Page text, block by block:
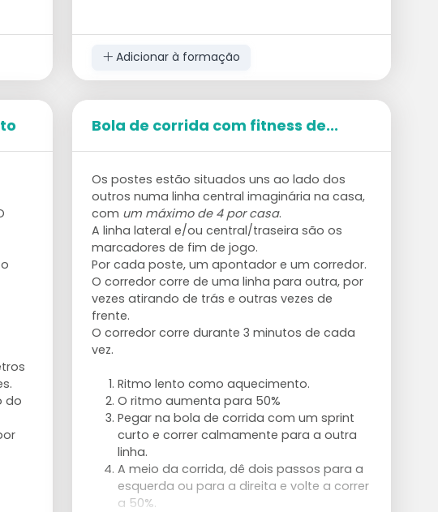
1.
Adicionar à formação
do
Bola de corrida com fitness de...
Os postes estão situados uns ao lado dos
outros numa linha central imaginária na casa,
com um máximo de 4 por casa.
A linha lateral e/ou central/traseira são os
marcadores de fim de jogo.
Por cada poste, um apontador e um corredor.
O corredor corre de uma linha para outra, por
vezes atirando de trás e outras vezes de
frente.
O corredor corre durante 3 minutos de cada
vez.
Ritmo lento como aquecimento.
O ritmo aumenta para 50%
Pegar na bola de corrida com um sprint
curto e correr calmamente para a outra
linha.
A meio da corrida, dê dois passos para a
esquerda ou para a direita e volte a correr
a 50%.